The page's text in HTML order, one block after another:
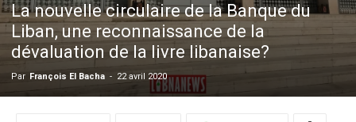
La nouvelle circulaire de la Banque du
Liban, une reconnaissance de la
dévaluation de la livre libanaise?
Par François El Bacha - 22 avril 2020